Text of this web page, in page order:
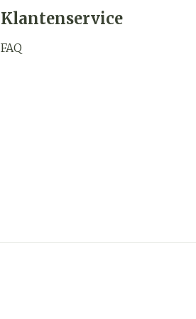
Klantenservice
FAQ